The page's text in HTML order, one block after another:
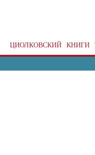
ЦИОЛКОВСКИЙ КНИГИ